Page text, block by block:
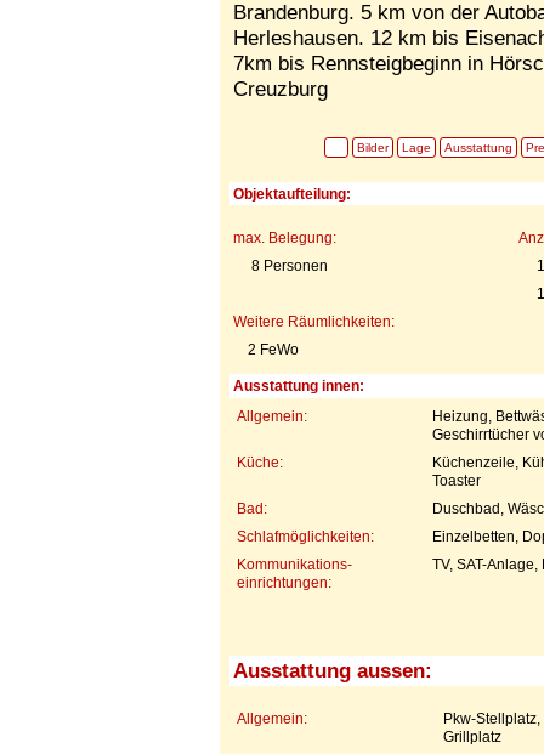
Brandenburg. 5 km von der
Herleshausen. 12 km bis
7km bis Rennsteigbeginn in
Creuzburg
Bilder Lage Ausstattung
Objektaufteilung:
max. Belegung:
8 Personen
Weitere Räumlichkeiten:
2 FeWo
Ausstattung innen:
Allgemein:
Heizung,
Geschirrtücher
Küche:
Küchenzeile,
Toaster
Bad:
Duschbad,
Schlafmöglichkeiten:
Einzelbetten,
Kommunikations-
einrichtungen:
TV, SAT-Anlage,
Ausstattung aussen:
Allgemein:
Pkw-
Grillplatz